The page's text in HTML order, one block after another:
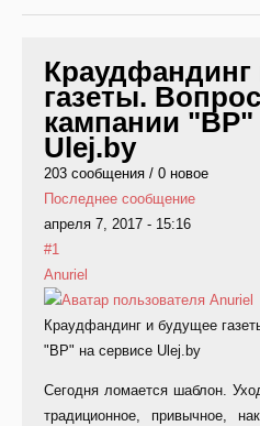
Краудфандинг
газеты.
кампании "ВР"
Ulej.by
203 сообщения / 0 новое
Последнее сообщение
апреля 7, 2017 - 15:16
#1
Anuriel
Краудфандинг и будущее
"ВР" на сервисе Ulej.by
Сегодня ломается шаблон.
традиционное, привычное,